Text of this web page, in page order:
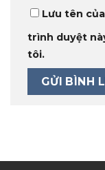
Lưu tên
trình duyệt
tôi.